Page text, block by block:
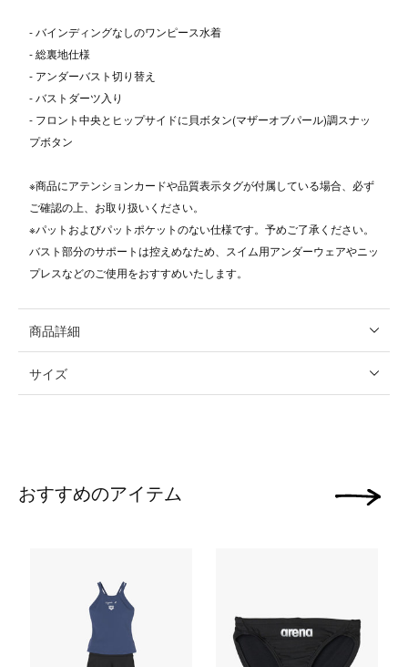
- バインディングなしのワンピース水着
- 総裏地仕様
- アンダーバスト切り替え
- バストダーツ入り
- フロント中央とヒップサイドに貝ボタン(マザーオブパール)調スナッ
プボタン
※商品にアテンションカードや品質表示タグが付属している場合、必ず
ご確認の上、お取り扱いください。
※パットおよびパットポケットのない仕様です。予めご了承ください。
バスト部分のサポートは控えめなため、スイム用アンダーウェアやニッ
プレスなどのご使用をおすすめいたします。
商品詳細
サイズ
おすすめのアイテム 次の画像